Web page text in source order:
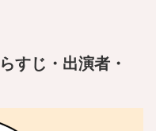
すじ・出演者・